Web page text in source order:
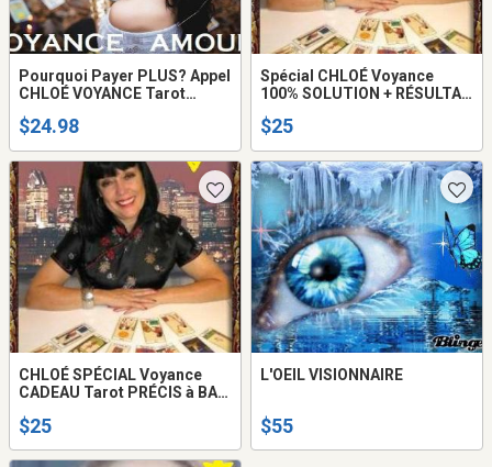
Pourquoi Payer PLUS? Appel
CHLOÉ VOYANCE Tarot
$24.98
Spécial CHLOÉ Voyance
100% SOLUTION + RÉSULTAT
514-969-2563
$25
CHLOÉ SPÉCIAL Voyance
CADEAU Tarot PRÉCIS à BAS
$25
L'OEIL VISIONNAIRE
$55